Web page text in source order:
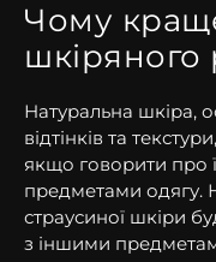
Чому
шкіряного
Натуральна шкіра,
відтінків та
якщо говорити про
предметами одягу.
страусиної шкіри
з іншими